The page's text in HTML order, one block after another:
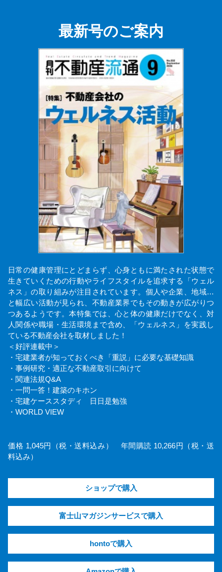
最新号のご案内
日常の健康管理にとどまらず、心身ともに満たされた状態で
生きていくための行動やライフスタイルを追求する「ウェル
ネス」の取り組みが注目されています。個人や企業、地域…
と幅広い活動が見られ、不動産業界でもその動きが広がりつ
つあるようです。本特集では、心と体の健康だけでなく、対
人関係や職場・生活環境まで含め、「ウェルネス」を実践し
ている不動産会社を取材しました！
＜好評連載中＞
・宅建業者が知っておくべき「重説」に必要な基礎知識
・事例研究・適正な不動産取引に向けて
・関連法規Q&A
・一問一答！建築のキホン
・宅建ケーススタディ 日日是勉強
・WORLD VIEW
価格 1,045円（税・送料込み） 年間購読 10,266円（税・送
料込み）
ショップで購入
富士山マガジンサービスで購入
hontoで購入